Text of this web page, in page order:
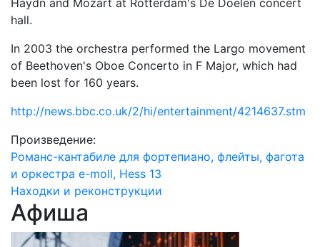
Haydn and Mozart at Rotterdam's De Doelen concert
hall.
In 2003 the orchestra performed the Largo movement
of Beethoven's Oboe Concerto in F Major, which had
been lost for 160 years.
http://news.bbc.co.uk/2/hi/entertainment/4214637.stm
Произведение:
Романс-кантабиле для фортепиано, флейты, фагота
и оркестра e-moll, Hess 13
Находки и реконструкции
Афиша